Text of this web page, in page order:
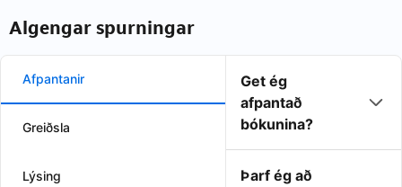
Algengar spurningar
Afpantanir
Greiðsla
Lýsing
Get ég
afpantað
bókunina?
Þarf ég að